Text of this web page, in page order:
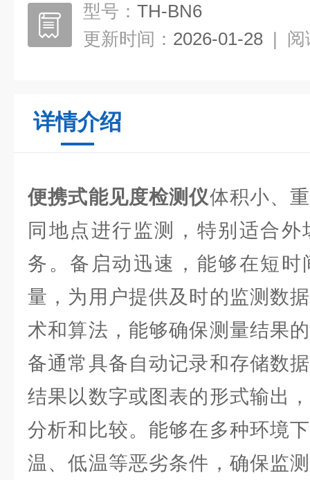
型号： TH-BN6
更新时间： 2026-01-28 | 阅
详情介绍
便携式能见度检测仪体积小、
同地点进行监测，特别适合
务。备启动迅速，能够在短
量，为用户提供及时的监测数
术和算法，能够确保测量结果
备通常具备自动记录和存储数
结果以数字或图表的形式输出
分析和比较。能够在多种环境
温、低温等恶劣条件，确保监